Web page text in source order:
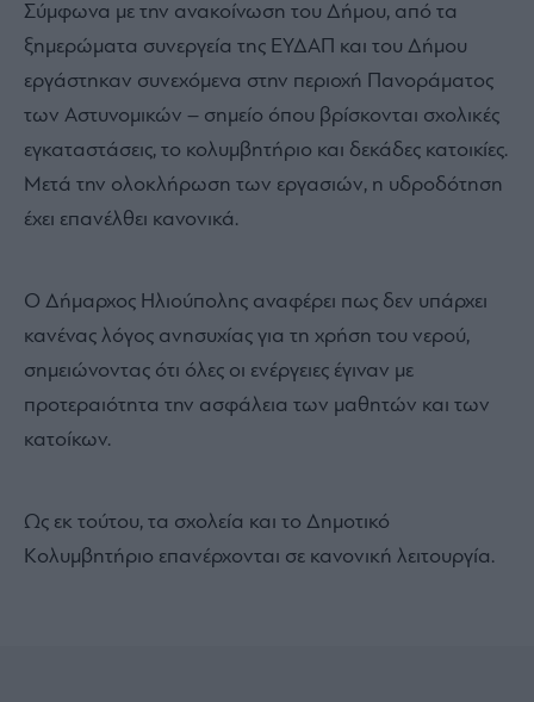
Σύμφωνα με την ανακοίνωση του Δήμου, από τα
ξημερώματα συνεργεία της ΕΥΔΑΠ και του Δήμου
εργάστηκαν συνεχόμενα στην περιοχή Πανοράματος
των Αστυνομικών – σημείο όπου βρίσκονται σχολικές
εγκαταστάσεις, το κολυμβητήριο και δεκάδες κατοικίες.
Μετά την ολοκλήρωση των εργασιών, η υδροδότηση
έχει επανέλθει κανονικά.
Ο Δήμαρχος Ηλιούπολης αναφέρει πως δεν υπάρχει
κανένας λόγος ανησυχίας για τη χρήση του νερού,
σημειώνοντας ότι όλες οι ενέργειες έγιναν με
προτεραιότητα την ασφάλεια των μαθητών και των
κατοίκων.
Ως εκ τούτου, τα σχολεία και το Δημοτικό
Κολυμβητήριο επανέρχονται σε κανονική λειτουργία.